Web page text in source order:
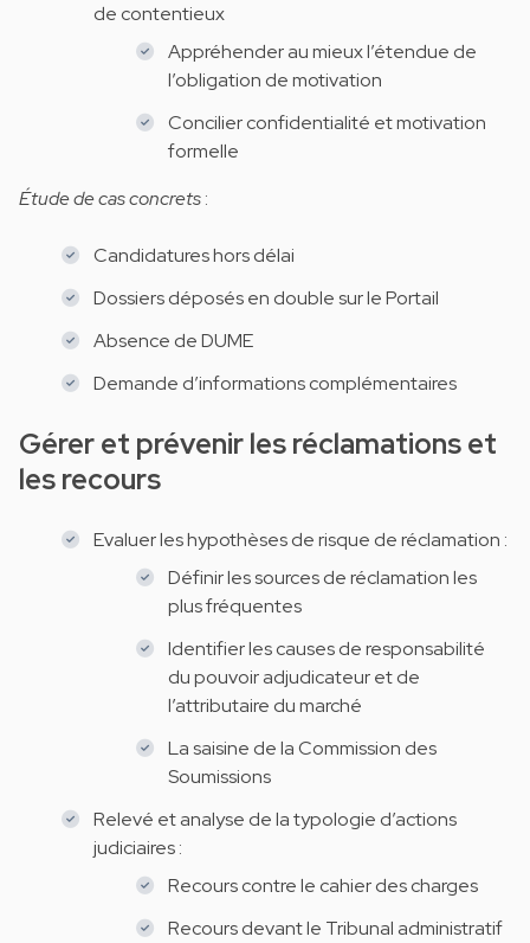
de contentieux
Appréhender au mieux l’étendue de
l’obligation de motivation
Concilier confidentialité et motivation
formelle
Étude de cas concrets:
Candidatures hors délai
Dossiers déposés en double sur le Portail
Absence de DUME
Demande d’informations complémentaires
Gérer et prévenir les réclamations et
les recours
Evaluer les hypothèses de risque de réclamation :
Définir les sources de réclamation les
plus fréquentes
Identifier les causes de responsabilité
du pouvoir adjudicateur et de
l’attributaire du marché
La saisine de la Commission des
Soumissions
Relevé et analyse de la typologie d’actions
judiciaires :
Recours contre le cahier des charges
Recours devant le Tribunal administratif